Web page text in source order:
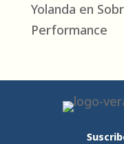
Yolanda en
Performance